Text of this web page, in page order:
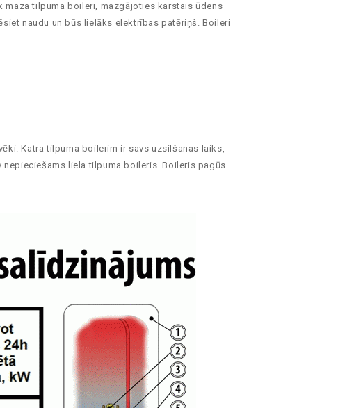
tilpuma boileri, mazgājoties karstais ūdens
naudu un būs lielāks elektrības patēriņš. Boileri
Katra tilpuma boilerim ir savs uzsilšanas laiks,
liela tilpuma boileris. Boileris pagūs